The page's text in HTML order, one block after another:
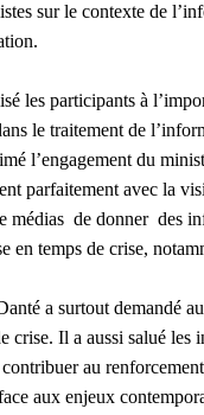
sur le contexte de
les participants à
le traitement de
l’engagement du
parfaitement avec la
médias de donner des
en temps de crise,
a surtout demandé
crise. Il a aussi salué les
au
aux enjeux